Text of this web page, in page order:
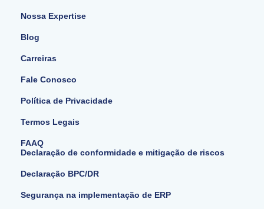
Nossa Expertise
Blog
Carreiras
Fale Conosco
Política de Privacidade
Termos Legais
FAAQ
Declaração de conformidade e mitigação de riscos
Declaração BPC/DR
Segurança na implementação de ERP